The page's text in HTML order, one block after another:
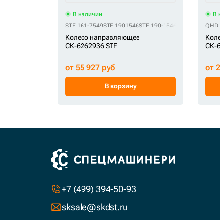
В наличии
STF 161-7549STF 1901546STF 190-1546 STF 6T1764
Колесо направляющее
СК-6262936 STF
от 55 927 руб
В корзину
В
QHD
СК-
от
+7 (499) 394-50-93
sksale@skdst.ru